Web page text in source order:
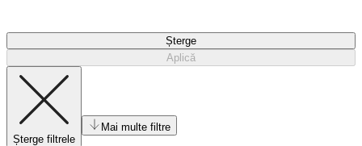
Șterge
Aplică
Șterge filtrele
Mai multe filtre